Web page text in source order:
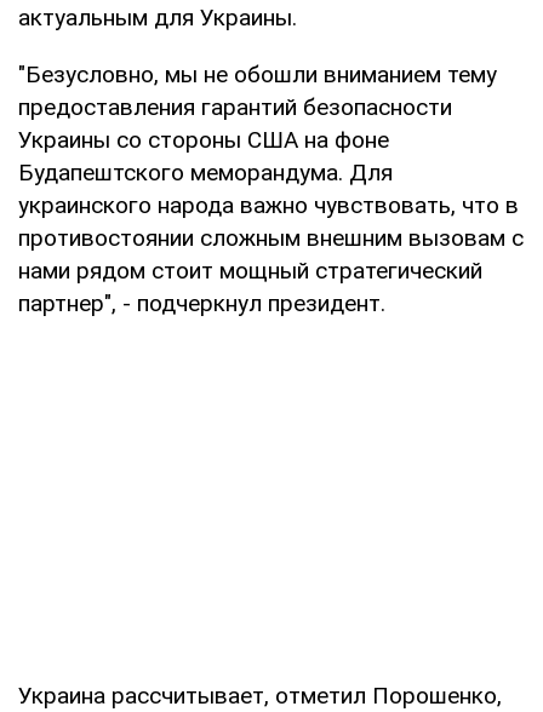
актуальным для Украины.
"Безусловно, мы не обошли вниманием тему
предоставления гарантий безопасности
Украины со стороны США на фоне
Будапештского меморандума. Для
украинского народа важно чувствовать, что в
противостоянии сложным внешним вызовам с
нами рядом стоит мощный стратегический
партнер", - подчеркнул президент.
Украина рассчитывает, отметил Порошенко,